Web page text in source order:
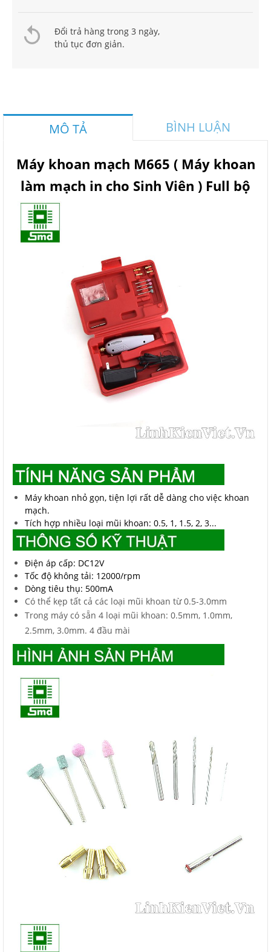
Đổi trả hàng trong 3 ngày,
thủ tục đơn giản.
MÔ TẢ BÌNH LUẬN
Máy khoan mạch M665 ( Máy khoan
làm mạch in cho Sinh Viên ) Full bộ
Máy khoan nhỏ gọn, tiện lợi rất dễ dàng cho việc khoan
mạch.
Tích hợp nhiều loại mũi khoan: 0.5, 1, 1.5, 2, 3...
Điện áp cấp: DC12V
Tốc độ không tải: 12000/rpm
Dòng tiêu thụ: 500mA
Có thể kẹp tất cả các loại mũi khoan từ 0.5-3.0mm
Trong máy có sẵn 4 loại mũi khoan: 0.5mm, 1.0mm,
2.5mm, 3.0mm. 4 đầu mài